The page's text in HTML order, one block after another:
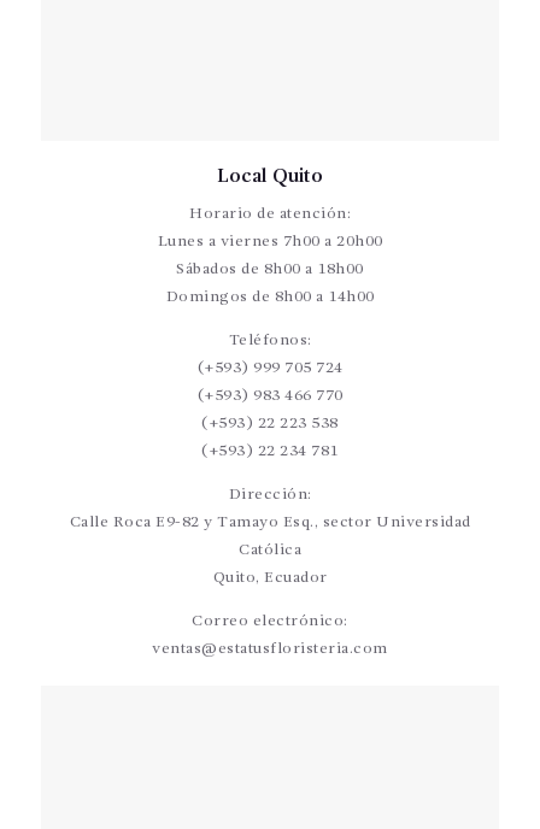
Local Quito
Horario de atención:
Lunes a viernes 7h00 a 20h00
Sábados de 8h00 a 18h00
Domingos de 8h00 a 14h00
Teléfonos:
(+593) 999 705 724
(+593) 983 466 770
(+593) 22 223 538
(+593) 22 234 781
Dirección:
Calle Roca E9-82 y Tamayo Esq., sector Universidad
Católica
Quito, Ecuador
Correo electrónico:
ventas@estatusfloristeria.com